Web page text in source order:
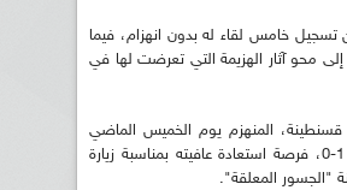
تسجيل خامس لقاء له بدون انهزام، فيما
محو آثار الهزيمة التي تعرضت لها في
المنهزم يوم الخميس الماضي
في مقرة بنتيجة 1-0، فرصة استعادة عافيته بمناسبة زيارة
"الجسور المعلقة".